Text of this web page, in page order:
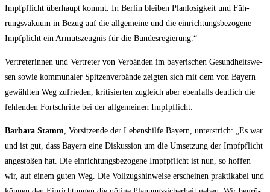
Impf­pflicht über­haupt kommt. In Ber­lin blei­ben Plan­lo­sig­keit und Füh­
rungs­va­ku­um in Bezug auf die all­ge­mei­ne und die ein­rich­tungs­be­zo­ge­ne
Impf­plicht ein Armuts­zeug­nis für die Bundesregierung.“
Ver­tre­te­rin­nen und Ver­tre­ter von Ver­bän­den im baye­ri­schen Gesund­heits­we­
sen sowie kom­mu­na­ler Spit­zen­ver­bän­de zeig­ten sich mit dem von Bay­ern
gewähl­ten Weg zufrie­den, kri­ti­sier­ten zugleich aber eben­falls deut­lich die
feh­len­den Fort­schrit­te bei der all­ge­mei­nen Impfpflicht.
Bar­ba­ra Stamm , Vor­sit­zen­de der Lebens­hil­fe Bay­ern, unter­strich: „Es war
und ist gut, dass Bay­ern eine Dis­kus­si­on um die Umset­zung der Impf­pflicht
ange­sto­ßen hat. Die ein­rich­tungs­be­zo­ge­ne Impf­pflicht ist nun, so hof­fen
wir, auf einem guten Weg. Die Voll­zugs­hin­wei­se erschei­nen prak­ti­ka­bel und